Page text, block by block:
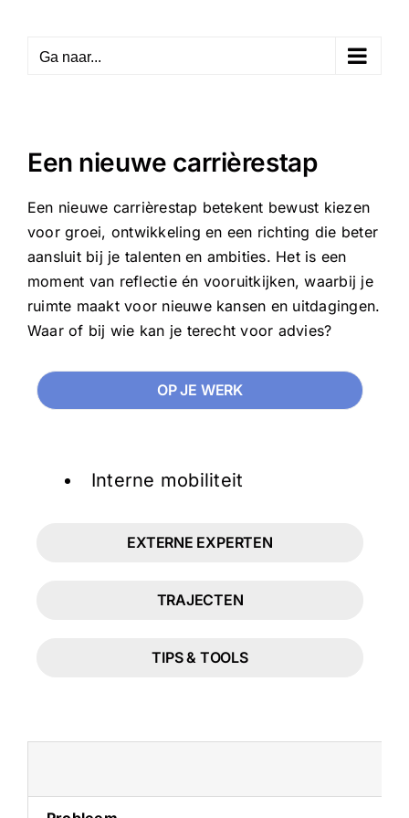
contentGa naar...
Een nieuwe carrièrestap
Een nieuwe carrièrestap betekent bewust kiezen
voor groei, ontwikkeling en een richting die beter
aansluit bij je talenten en ambities. Het is een
moment van reflectie én vooruitkijken, waarbij je
ruimte maakt voor nieuwe kansen en uitdagingen.
Waar of bij wie kan je terecht voor advies?
OP JE WERK
Interne mobiliteit
EXTERNE EXPERTEN
TRAJECTEN
TIPS & TOOLS